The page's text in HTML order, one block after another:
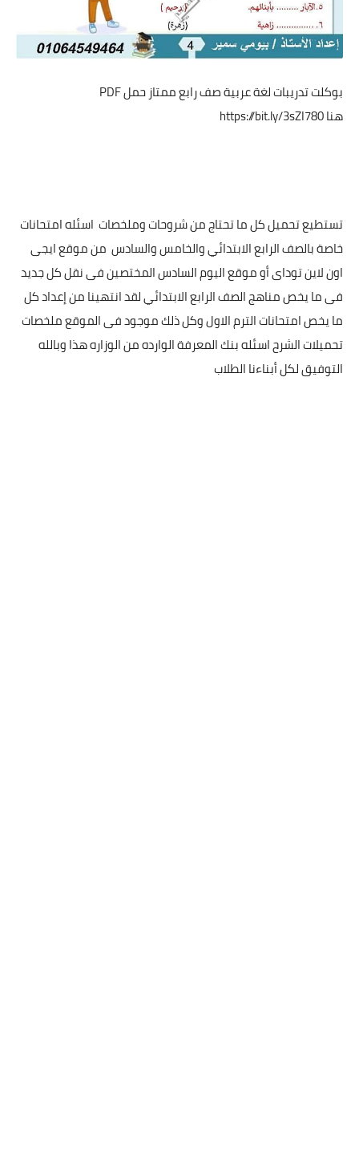
بوكلت تدريبات لغة عربية صف رابع ممتاز حمل PDF
هناhttps://bit.ly/3sZI780
تستطيع تحميل كل ما تحتاج من شروحات وملخصات اسئله امتحانات
خاصة بالصف الرابع الابتدائي والخامس والسادس من موقع ايجى
اون لاين توداى أو موقع اليوم السادس المختصين فى نقل كل جديد
فى ما يخص مناهج الصف الرابع الابتدائي لقد انتهينا من إعداد كل
ما يخص امتحانات الترم الاول وكل ذلك موجود فى الموقع ملخصات
تحميلات الشرح اسئله بنك المعرفة الوارده من الوزاره هذا وبالله
التوفيق لكل أبناءنا الطلاب